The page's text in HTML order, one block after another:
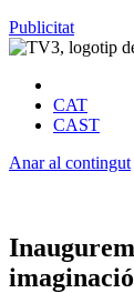
Publicitat
CAT
CAST
Anar al contingut